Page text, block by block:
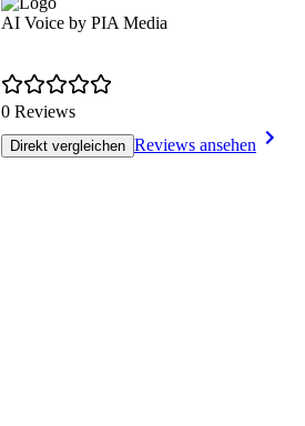
AI Voice by PIA Media
0 Reviews
Direkt vergleichen Reviews ansehen